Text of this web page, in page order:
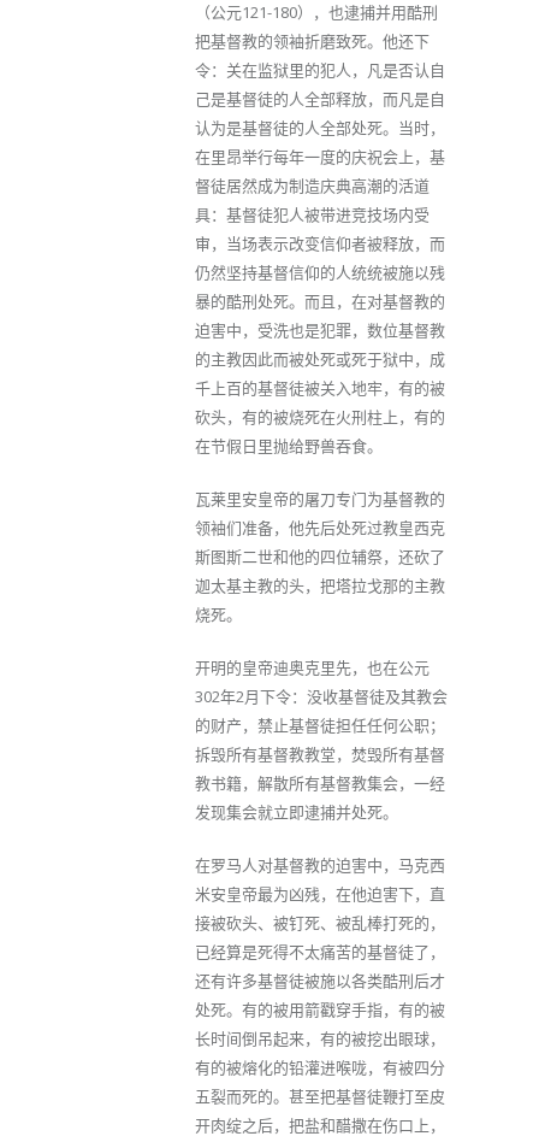
（公元121-180），也逮捕并用酷刑
把基督教的领袖折磨致死。他还下
令：关在监狱里的犯人，凡是否认自
己是基督徒的人全部释放，而凡是自
认为是基督徒的人全部处死。当时，
在里昂举行每年一度的庆祝会上，基
督徒居然成为制造庆典高潮的活道
具：基督徒犯人被带进竞技场内受
审，当场表示改变信仰者被释放，而
仍然坚持基督信仰的人统统被施以残
暴的酷刑处死。而且，在对基督教的
迫害中，受洗也是犯罪，数位基督教
的主教因此而被处死或死于狱中，成
千上百的基督徒被关入地牢，有的被
砍头，有的被烧死在火刑柱上，有的
在节假日里抛给野兽吞食。
瓦莱里安皇帝的屠刀专门为基督教的
领袖们准备，他先后处死过教皇西克
斯图斯二世和他的四位辅祭，还砍了
迦太基主教的头，把塔拉戈那的主教
烧死。
开明的皇帝迪奥克里先，也在公元
302年2月下令：没收基督徒及其教会
的财产，禁止基督徒担任任何公职；
拆毁所有基督教教堂，焚毁所有基督
教书籍，解散所有基督教集会，一经
发现集会就立即逮捕并处死。
在罗马人对基督教的迫害中，马克西
米安皇帝最为凶残，在他迫害下，直
接被砍头、被钉死、被乱棒打死的，
已经算是死得不太痛苦的基督徒了，
还有许多基督徒被施以各类酷刑后才
处死。有的被用箭戳穿手指，有的被
长时间倒吊起来，有的被挖出眼球，
有的被熔化的铅灌进喉咙，有被四分
五裂而死的。甚至把基督徒鞭打至皮
开肉绽之后，把盐和醋撒在伤口上，